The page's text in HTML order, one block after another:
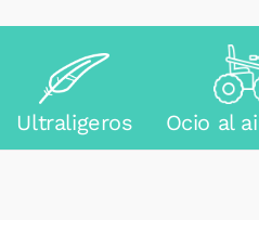
Ultraligeros Ocio al